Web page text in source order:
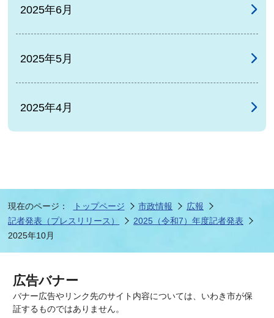
2025年6月
2025年5月
2025年4月
現在のページ： トップページ 市政情報
広報
記者発表（プレスリリース）
2025（令和7）年度記者発表
2025年10月
広告バナー
バナー広告やリンク先のサイト内容については、いわき市が保
証するものではありません。